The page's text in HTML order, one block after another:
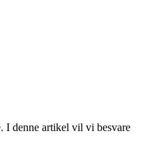
I denne artikel vil vi besvare